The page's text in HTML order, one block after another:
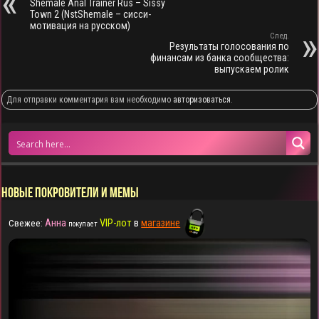
Shemale Anal Trainer Rus – Sissy
Town 2 (NstShemale – сисси-
мотивация на русском)
След.
Результаты голосования по
финансам из банка сообщества:
выпускаем ролик
Для отправки комментария вам необходимо авторизоваться.
НОВЫЕ ПОКРОВИТЕЛИ И МЕМЫ
Свежее: Анна покупает VIP-лотвмагазине